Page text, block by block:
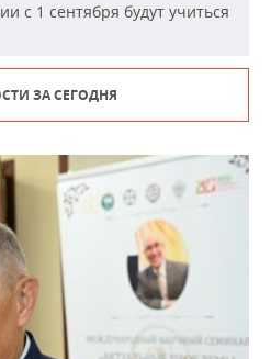
с 1 сентября будут учиться
ЗА СЕГОДНЯ